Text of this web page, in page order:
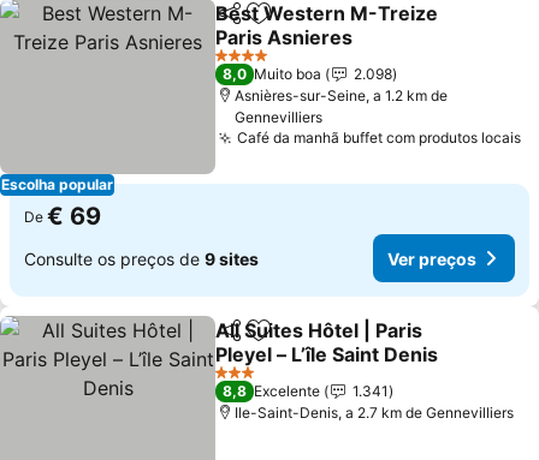
Escolha popular
PartilharAdicionar aos favoritos
Best Western M-Treize
Paris Asnieres
Ver preços
4 Estrelas
8,0 Muito boa
2.098
Asnières-sur-Seine, a 1.2 km de
Gennevilliers
Café da manhã buffet com produtos locais
De € 69
Consulte os preços de 9 sites Ver preços
PartilharAdicionar aos favoritos
All Suites Hôtel | Paris
Pleyel – L’île Saint Denis
Ver preços
3 Estrelas
8,8 Excelente
1.341
Ile-Saint-Denis, a 2.7 km de Gennevilliers